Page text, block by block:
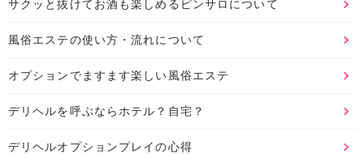
サクッと抜けてお酒も楽しめるピンサロについて
風俗エステの使い方・流れについて
オプションでますます楽しい風俗エステ
デリヘルを呼ぶならホテル？自宅？
デリヘルオプションプレイの心得